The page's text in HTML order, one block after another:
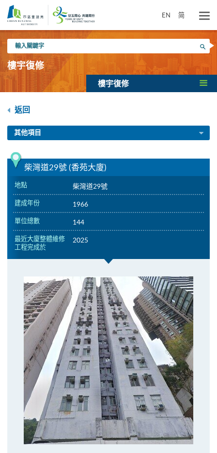
內
EN 简
入
關
鍵
搜尋
樓宇復修
樓宇復修
返回
其他項目
柴灣道29號 (香苑大廈)
地點 柴灣道29號
建成年份 1966
單位總數 144
最近大廈整體維修
工程完成於
2025